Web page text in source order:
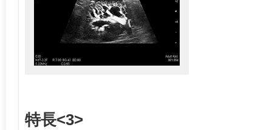
特長<3>